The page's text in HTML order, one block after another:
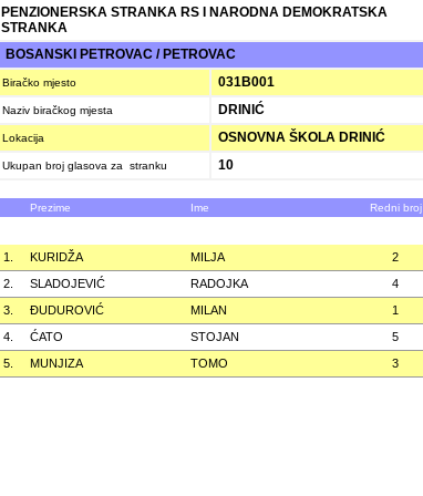
PENZIONERSKA STRANKA RS I NARODNA DEMOKRATSKA
STRANKA
BOSANSKI PETROVAC / PETROVAC
Biračko mjesto 031B001
Naziv biračkog mjesta DRINIĆ
Lokacija OSNOVNA ŠKOLA DRINIĆ
Ukupan broj glasova za stranku 10
Prezime Ime Redni broj
1. KURIDŽA MILJA 2
2.
SLADOJEVIĆ RADOJKA 4
3.
ÐUDUROVIĆ MILAN 1
4.
ĆATO STOJAN 5
5.
MUNJIZA TOMO 3